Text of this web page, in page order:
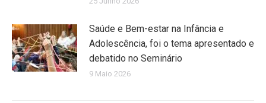
Saúde e Bem-estar na Infância e
Adolescência, foi o tema apresentado e
debatido no Seminário
9 Maio 2026